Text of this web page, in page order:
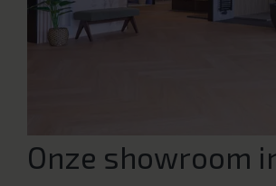
Onze showroom